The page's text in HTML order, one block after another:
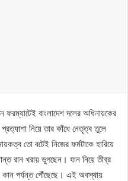
বাংলাদেশ দলের অধিনায়কের
নিয়ে তার কাঁধে নেতৃত্ব তুলে
তো বটেই নিজের ফর্মটাকে হারিয়ে
রান খরায় ভুগছেন। যান নিয়ে তীব্র
পর্যন্ত পৌঁছেছে। এই অবস্থায়